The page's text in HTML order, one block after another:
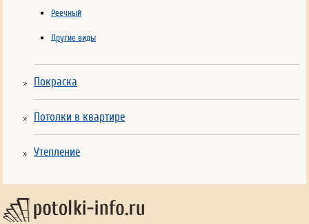
Реечный
Другие виды
Покраска
Потолки в квартире
Утепление